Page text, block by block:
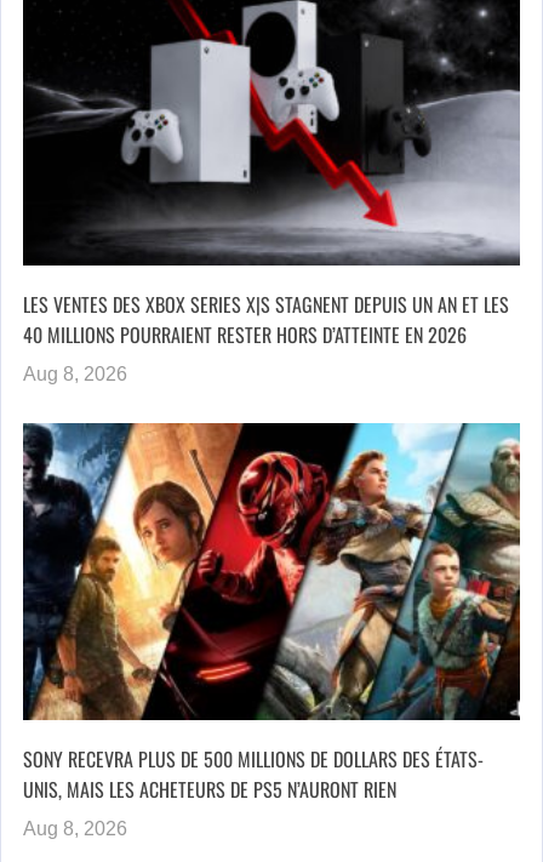
LES VENTES DES XBOX SERIES X|S STAGNENT DEPUIS UN AN ET LES
40 MILLIONS POURRAIENT RESTER HORS D’ATTEINTE EN 2026
Aug 8, 2026
SONY RECEVRA PLUS DE 500 MILLIONS DE DOLLARS DES ÉTATS-
UNIS, MAIS LES ACHETEURS DE PS5 N’AURONT RIEN
Aug 8, 2026